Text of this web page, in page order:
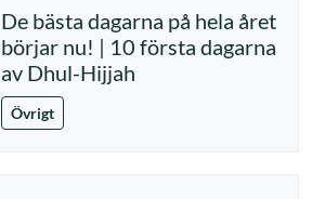
De bästa dagarna på hela året
börjar nu! | 10 första dagarna
av Dhul-Hijjah
Övrigt